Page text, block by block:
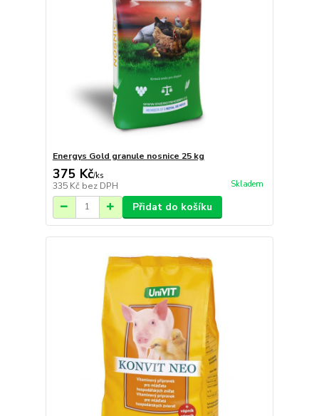
Energys Gold granule nosnice 25 kg
375 Kč/ks
335 Kč bez DPH Skladem
Přidat do košíku